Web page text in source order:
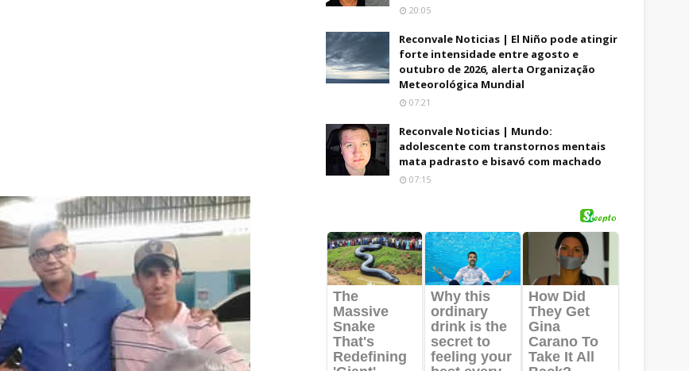
20:05
Reconvale Noticias | El Niño pode atingir
forte intensidade entre agosto e
outubro de 2026, alerta Organização
Meteorológica Mundial
07:21
Reconvale Noticias | Mundo:
adolescente com transtornos mentais
mata padrasto e bisavó com machado
07:15